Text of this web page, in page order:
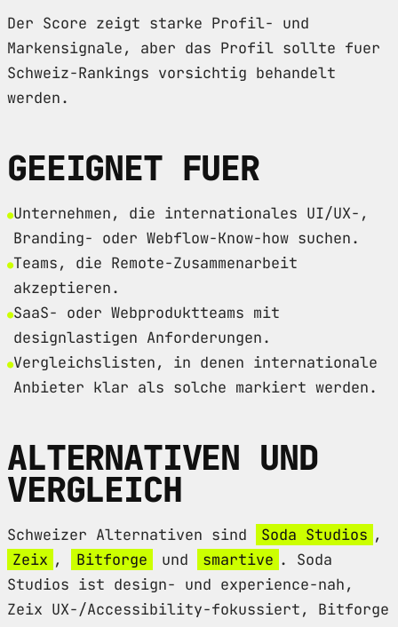
Der Score zeigt starke Profil- und
Markensignale, aber das Profil sollte fuer
Schweiz-Rankings vorsichtig behandelt
werden.
GEEIGNET FUER
Unternehmen, die internationales UI/UX-,
Branding- oder Webflow-Know-how suchen.
Teams, die Remote-Zusammenarbeit
akzeptieren.
SaaS- oder Webproduktteams mit
designlastigen Anforderungen.
Vergleichslisten, in denen internationale
Anbieter klar als solche markiert werden.
ALTERNATIVEN UND
VERGLEICH
Schweizer Alternativen sind Soda Studios ,
Zeix , Bitforge und smartive . Soda
Studios ist design- und experience-nah,
Zeix UX-/Accessibility-fokussiert, Bitforge